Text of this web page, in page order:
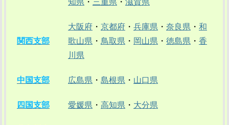
知県 ・ 三重県 ・ 滋賀県
関西支部
大阪府 ・ 京都府 ・ 兵庫県 ・ 奈良県 ・ 和
歌山県 ・ 鳥取県 ・ 岡山県 ・ 徳島県 ・ 香
川県
中国支部 広島県 ・ 島根県 ・ 山口県
四国支部 愛媛県 ・ 高知県 ・ 大分県